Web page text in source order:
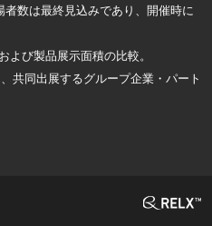
数は最終見込みであり、開催時に
び製品展示面積の比較。
共同出展するグループ企業・パート